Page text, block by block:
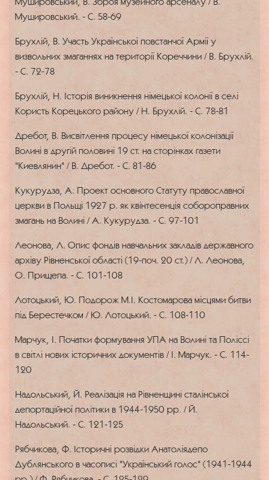
Мушировський. - С. 58-69
Брухлій, В. Участь Української повстанчої Армії у
визвольних змаганнях на території Кореччини / В. Брухлій.
- С. 72-78
Брухлій, Н. Історія виникнення німецької колонії в селі
Користь Корецького району / Н. Брухлій. - С. 78-81
Дребот, В. Висвітлення процесу німецької колонізації
Волині в другій половині 19 ст. на сторінках газети
"Киевлянин" / В. Дребот. - С. 81-86
Кукурудза, А. Проект основного Статуту православної
церкви в Польщі 1927 р. як квінтесенція собороправних
змагань на Волині / А. Кукурудза. - С. 97-101
Леонова, Л. Опис фондів навчальних закладів державного
архіву Рівненської області (19-поч. 20 ст.) / Л. Леонова,
О. Прищепа. - С. 101-108
Лотоцький, Ю. Подорож М.І. Костомарова місцями битви
під Берестечком / Ю. Лотоцький. - С. 108-110
Марчук, І. Початки формування УПА на Волині та Поліссі
в світлі нових історичних документів / І. Марчук. - С. 114-
120
Надольський, Й. Реалізація на Рівненщині сталінської
депортаційної політики в 1944-1950 рр. / Й.
Надольський. - С. 121-125
Рябчикова, Ф. Історичні розвідки Анатоліядепо
Дублянського в часописі "Український голос" (1941-1944